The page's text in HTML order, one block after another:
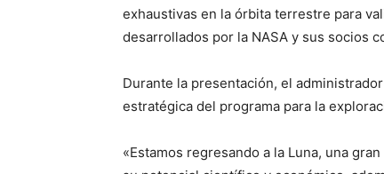
exhaustivas en la órbita terrestre para
desarrollados por la NASA y sus socios
Durante la presentación, el
estratégica del programa para la
«Estamos regresando a la Luna, una